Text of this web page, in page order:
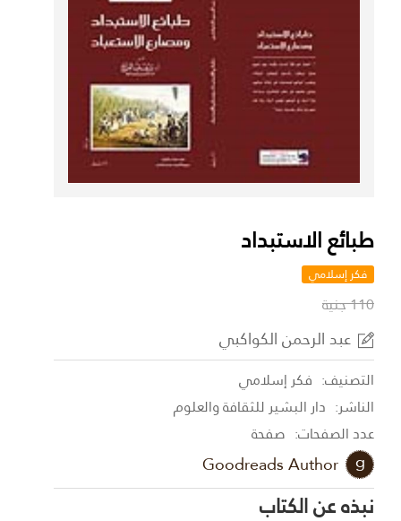
طبائع الاستبداد
فكر إسلامي
110 جنية
عبد الرحمن الكواكبي
التصنيف: فكر إسلامي
الناشر: دار البشير للثقافة والعلوم
عدد الصفحات: صفحة
Goodreads Author
نبذه عن الكتاب